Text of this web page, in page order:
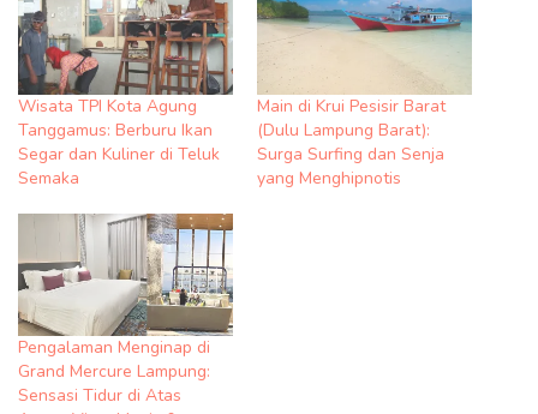
Wisata TPI Kota Agung
Tanggamus: Berburu Ikan
Segar dan Kuliner di Teluk
Semaka
Main di Krui Pesisir Barat
(Dulu Lampung Barat):
Surga Surfing dan Senja
yang Menghipnotis
Pengalaman Menginap di
Grand Mercure Lampung:
Sensasi Tidur di Atas